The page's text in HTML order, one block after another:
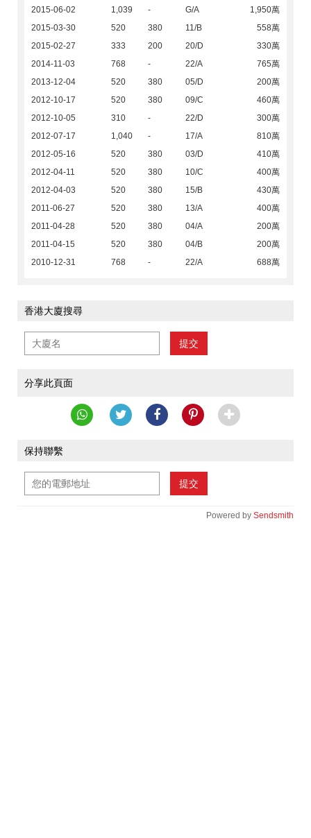
2015-06-02 1,039 - G/A
1,950萬
2015-03-30
520 380 11/B
558萬
2015-02-27
333 200 20/D
330萬
2014-11-03
768 - 22/A
765萬
2013-12-04
520 380 05/D
200萬
2012-10-17
520 380 09/C
460萬
2012-10-05
310 - 22/D
300萬
2012-07-17
1,040 - 17/A
810萬
2012-05-16
520 380 03/D
410萬
2012-04-11
520 380 10/C
400萬
2012-04-03
520 380 15/B
430萬
2011-06-27
520 380 13/A
400萬
2011-04-28
520 380 04/A
200萬
2011-04-15
520 380 04/B
200萬
2010-12-31
768 - 22/A 688萬
香港大廈搜尋
提交
分享此頁面
保持聯繫
提交
Powered by Sendsmith